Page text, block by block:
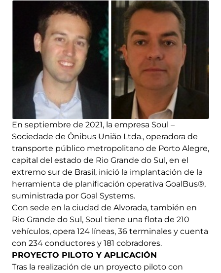
En septiembre de 2021, la empresa Soul –
Sociedade de Ônibus União Ltda., operadora de
transporte público metropolitano de Porto Alegre,
capital del estado de Rio Grande do Sul, en el
extremo sur de Brasil, inició la implantación de la
herramienta de planificación operativa GoalBus®,
suministrada por Goal Systems.
Con sede en la ciudad de Alvorada, también en
Rio Grande do Sul, Soul tiene una flota de 210
vehículos, opera 124 líneas, 36 terminales y cuenta
con 234 conductores y 181 cobradores.
PROYECTO PILOTO Y APLICACIÓN
Tras la realización de un proyecto piloto con